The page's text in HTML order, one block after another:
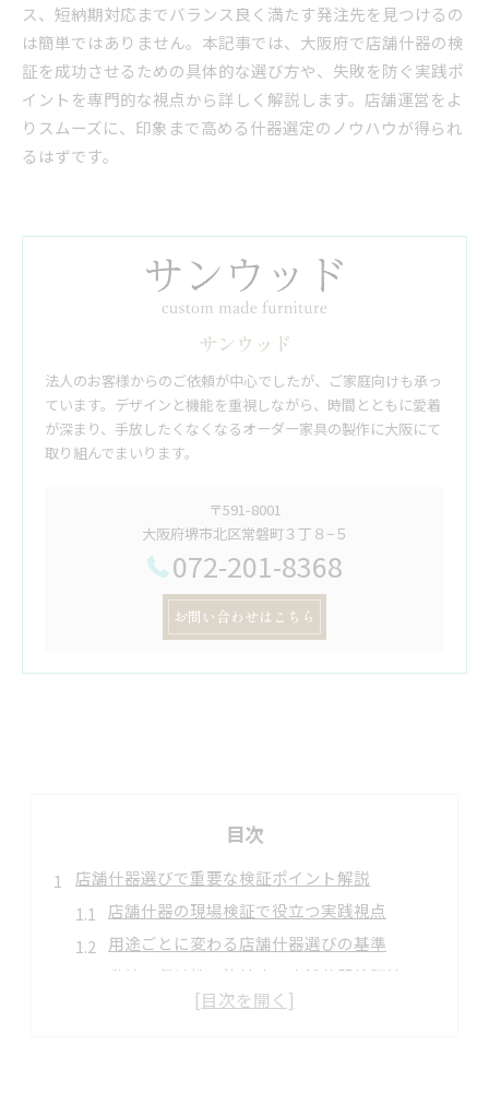
ス、短納期対応までバランス良く満たす発注先を見つけるの
は簡単ではありません。本記事では、大阪府で店舗什器の検
証を成功させるための具体的な選び方や、失敗を防ぐ実践ポ
イントを専門的な視点から詳しく解説します。店舗運営をよ
りスムーズに、印象まで高める什器選定のノウハウが得られ
るはずです。
サンウッド
法人のお客様からのご依頼が中心でしたが、ご家庭向けも承っ
ています。デザインと機能を重視しながら、時間とともに愛着
が深まり、手放したくなくなるオーダー家具の製作に大阪にて
取り組んでまいります。
〒591-8001
大阪府堺市北区常磐町３丁８−５
072-201-8368
お問い合わせはこちら
目次
店舗什器選びで重要な検証ポイント解説
店舗什器の現場検証で役立つ実践視点
用途ごとに変わる店舗什器選びの基準
動線や収納性で比較する店舗什器検証法
失敗しないための店舗什器チェック項目